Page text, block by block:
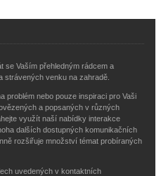
se Vaším přehledným rádcem a
strávených venku na zahradě.
problém nebo pouze inspiraci pro Vaši
a popsaných v různých
využít naší nabídky interakce
dalších dostupných komunikačních
rozšiřuje množství témat probíraných
uvedených v kontaktních